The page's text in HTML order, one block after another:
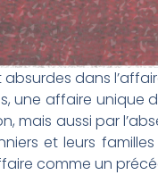
dans
une affaire unique
mais aussi par
et leurs
comme un